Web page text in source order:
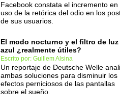
Facebook constata el incremento en
uso de la retórica del odio en los
de sus usuarios.
El modo nocturno y el filtro de luz
azul ¿realmente útiles?
Escrito por: Guillem Alsina
Un reportaje de Deutsche Welle
ambas soluciones para disminuir los
efectos perniciosos de las pantallas
sobre el sueño.